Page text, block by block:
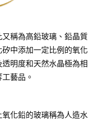
稱為高鉛玻璃、鉛晶質
中添加一定比例的氧化
明度和天然水晶極為相
藝品。
化鉛的玻璃稱為人造水